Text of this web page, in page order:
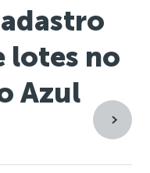
lotes no
Azul